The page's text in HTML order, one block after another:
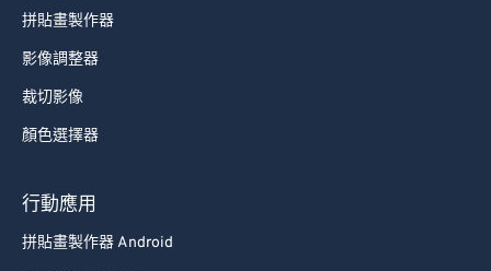
拼貼畫製作器
影像調整器
裁切影像
顏色選擇器
行動應用
拼貼畫製作器 Android